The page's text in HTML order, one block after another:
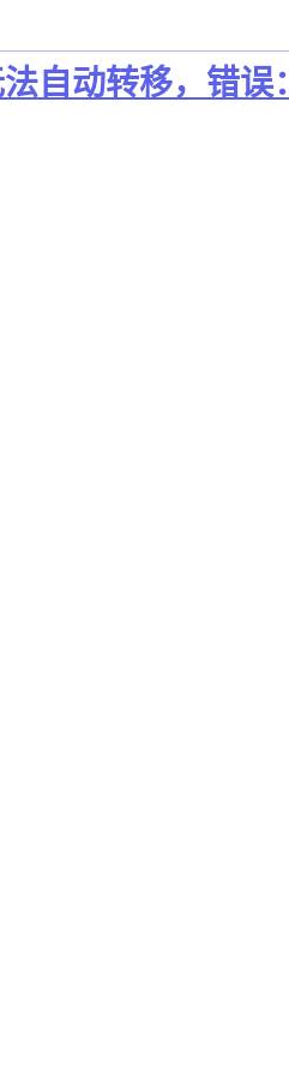
自动转移，错误